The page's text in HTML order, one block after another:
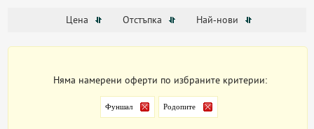
Цена Отстъпка Най-нови
Няма намерени оферти по избраните критерии:
Фуншал Родопите